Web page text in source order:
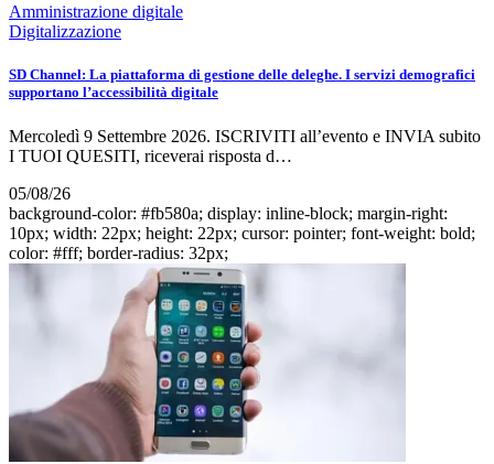
Amministrazione digitale
Digitalizzazione
SD Channel: La piattaforma di gestione delle deleghe. I servizi demografici
supportano l’accessibilità digitale
Mercoledì 9 Settembre 2026. ISCRIVITI all’evento e INVIA subito
I TUOI QUESITI, riceverai risposta d…
05/08/26
background-color: #fb580a; display: inline-block; margin-right:
10px; width: 22px; height: 22px; cursor: pointer; font-weight: bold;
color: #fff; border-radius: 32px;